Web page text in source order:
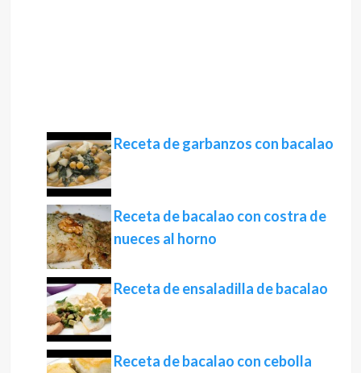
Receta de garbanzos con bacalao
Receta de bacalao con costra de
nueces al horno
Receta de ensaladilla de bacalao
Receta de bacalao con cebolla